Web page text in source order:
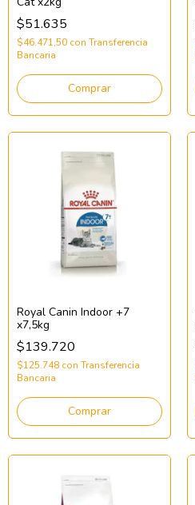
$51.635
$46.471,50 con Transferencia
Bancaria
Comprar
Royal Canin Indoor +7
x7,5kg
$139.720
$125.748 con Transferencia
Bancaria
Comprar